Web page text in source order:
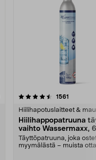
1561
Hiilihapotuslaitteet &
Hiilihappopatruuna
vaihto Wassermaxx,
Täyttöpatruuna, joka
myymälästä – muista
4.5viidestä